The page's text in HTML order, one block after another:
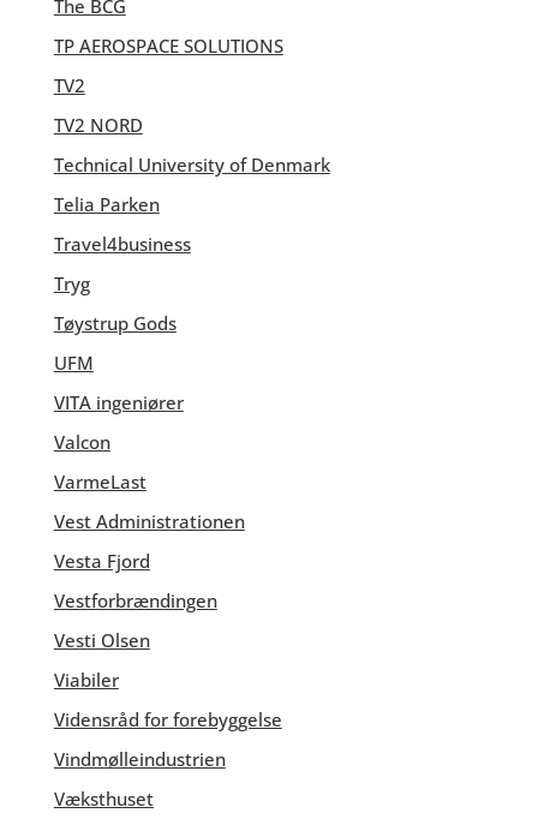
The BCG
TP AEROSPACE SOLUTIONS
TV2
TV2 NORD
Technical University of Denmark
Telia Parken
Travel4business
Tryg
Tøystrup Gods
UFM
VITA ingeniører
Valcon
VarmeLast
Vest Administrationen
Vesta Fjord
Vestforbrændingen
Vesti Olsen
Viabiler
Vidensråd for forebyggelse
Vindmølleindustrien
Væksthuset